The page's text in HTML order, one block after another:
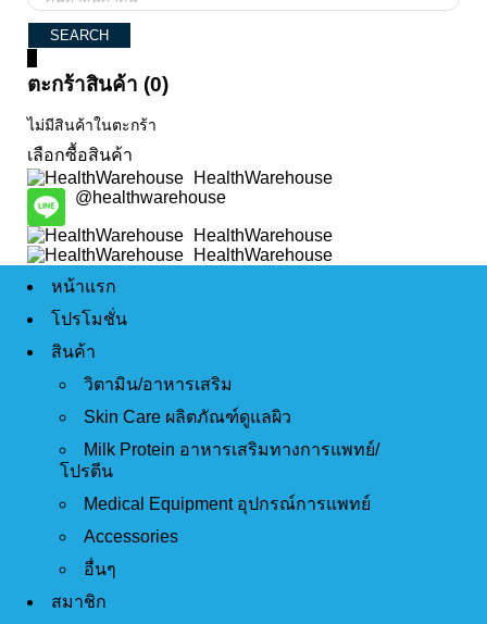
ตะกร้าสินค้า (0)
ไม่มีสินค้าในตะกร้า
เลือกซื้อสินค้า
HealthWarehouse
@healthwarehouse
HealthWarehouse
HealthWarehouse
หน้าแรก
โปรโมชั่น
สินค้า
วิตามิน/อาหารเสริม
Skin Care ผลิตภัณฑ์ดูแลผิว
Milk Protein อาหารเสริมทางการแพทย์/
โปรตีน
Medical Equipment อุปกรณ์การแพทย์
Accessories
อื่นๆ
สมาชิก